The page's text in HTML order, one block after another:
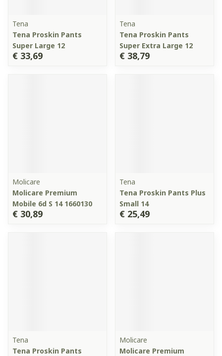
Tena
Tena Proskin Pants
Super Large 12
€ 33,69
Tena
Tena Proskin Pants
Super Extra Large 12
€ 38,79
Molicare
Molicare Premium
Mobile 6d S 14 1660130
€ 30,89
Tena
Tena Proskin Pants Plus
Small 14
€ 25,49
Tena
Tena Proskin Pants
Molicare
Molicare Premium